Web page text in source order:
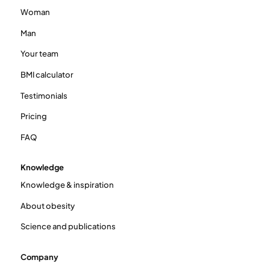
Woman
Man
Your team
BMI calculator
Testimonials
Pricing
FAQ
Knowledge
Knowledge & inspiration
About obesity
Science and publications
Company